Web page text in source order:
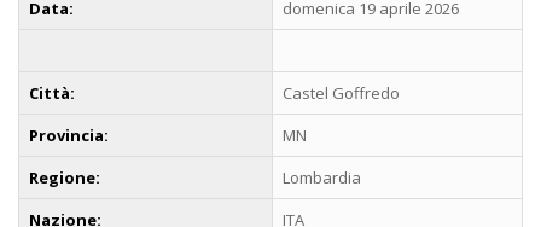
Data: domenica 19 aprile 2026
Città:
Castel Goffredo
Provincia:
MN
Regione:
Lombardia
Nazione:
ITA